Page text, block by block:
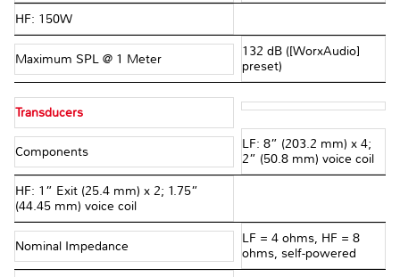
HF: 150W
Maximum SPL @ 1 Meter
132 dB ([WorxAudio]
preset)
Transducers
Components
LF: 8” (203.2 mm) x 4;
2” (50.8 mm) voice coil
HF: 1” Exit (25.4 mm) x 2; 1.75”
(44.45 mm) voice coil
Nominal Impedance
LF = 4 ohms, HF = 8
ohms, self-powered